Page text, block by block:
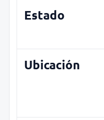
Estado
Ubicación